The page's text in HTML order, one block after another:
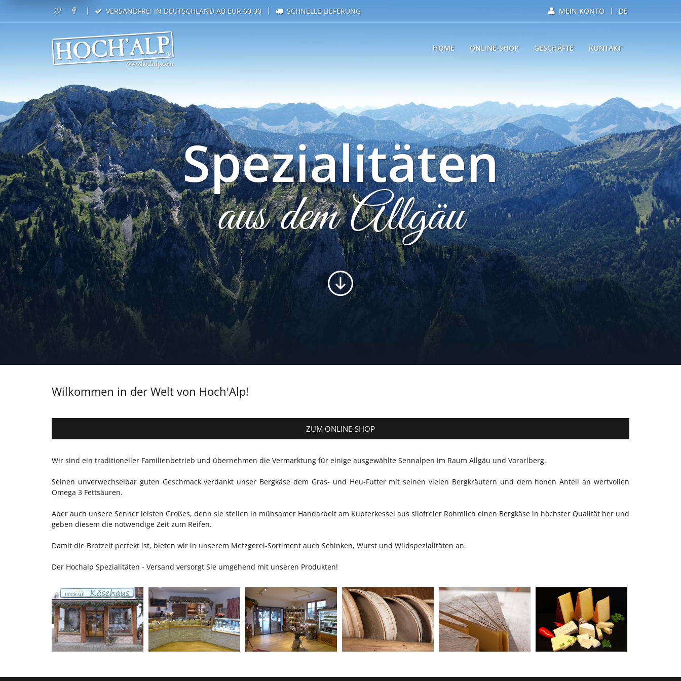
| VERSANDFREI IN DEUTSCHLAND AB EUR 60.00 | SCHNELLE LIEFERUNG MEIN KONTO | DE
HOME ONLINE-SHOP GESCHÄFTE KONTAKT
Spezialitäten
aus dem Allgäu
Wilkommen in der Welt von Hoch'Alp!
ZUM ONLINE-SHOP
Wir sind ein traditioneller Familienbetrieb und übernehmen die Vermarktung für einige ausgewählte Sennalpen im Raum Allgäu und Vorarlberg.
Seinen unverwechselbar guten Geschmack verdankt unser Bergkäse dem Gras- und Heu-Futter mit seinen vielen Bergkräutern und dem hohen Anteil an wertvollen
Omega 3 Fettsäuren.
Aber auch unsere Senner leisten Großes, denn sie stellen in mühsamer Handarbeit am Kupferkessel aus silofreier Rohmilch einen Bergkäse in höchster Qualität her und
geben diesem die notwendige Zeit zum Reifen.
Damit die Brotzeit perfekt ist, bieten wir in unserem Metzgerei-Sortiment auch Schinken, Wurst und Wildspezialitäten an.
Der Hochalp Spezialitäten - Versand versorgt Sie umgehend mit unseren Produkten!